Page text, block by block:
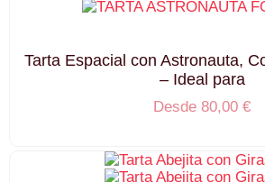
Tarta Espacial con Astronauta,
– Ideal para
Desde 80,00 €